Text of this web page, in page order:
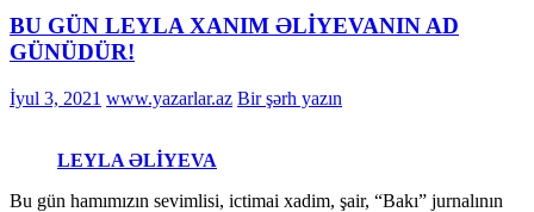
BU GÜN LEYLA XANIM ƏLİYEVANIN AD
GÜNÜDÜR!
İyul 3, 2021 www.yazarlar.az Bir şərh yazın
LEYLA ƏLİYEVA
Bu gün hamımızın sevimlisi, ictimai xadim, şair, “Bakı” jurnalının